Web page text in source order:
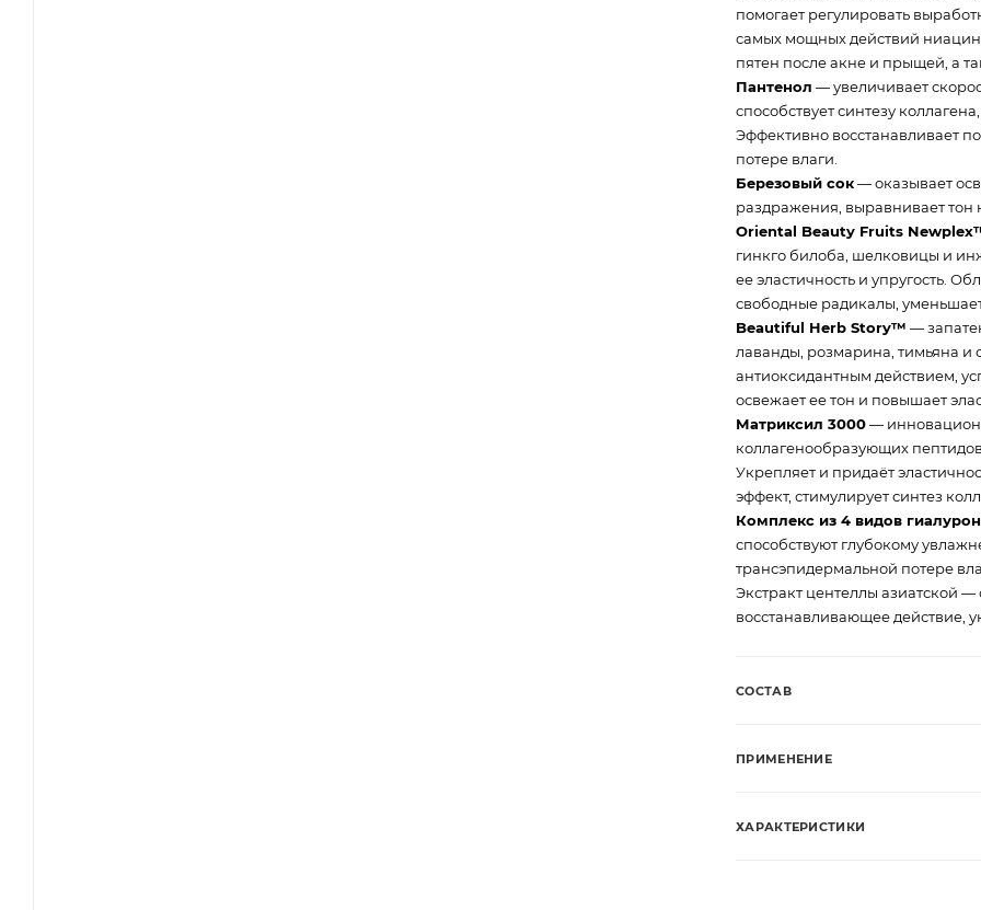
помогает регулировать
самых мощных действий
пятен после акне и прыщей, а
Пантенол — увеличивает
способствует синтезу
Эффективно восстанавливает
потере влаги.
Березовый сок— оказывает
раздражения, выравнивает тон
Oriental Beauty Fruits
гинкго билоба, шелковицы и
ее эластичность и упругость.
свободные радикалы,
Beautiful Herb Story™️ —
лаванды, розмарина, тимьяна
антиоксидантным действием,
освежает ее тон и повышает
Матриксил 3000—
коллагенообразующих
Укрепляет и придаёт
эффект, стимулирует синтез
Комплекс из 4 видов
способствуют глубокому
трансэпидермальной потере
Экстракт центеллы азиатской
восстанавливающее действие,
СОСТАВ
ПРИМЕНЕНИЕ
ХАРАКТЕРИСТИКИ